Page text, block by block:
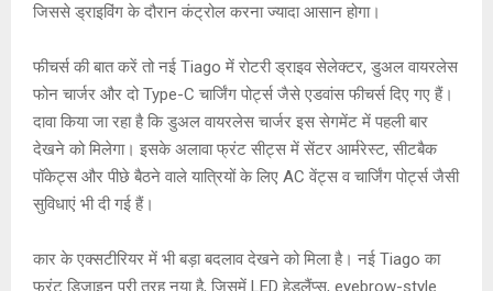
जिससे ड्राइविंग के दौरान कंट्रोल करना ज्यादा आसान होगा।
फीचर्स की बात करें तो नई Tiago में रोटरी ड्राइव सेलेक्टर, डुअल वायरलेस
फोन चार्जर और दो Type-C चार्जिंग पोर्ट्स जैसे एडवांस फीचर्स दिए गए हैं।
दावा किया जा रहा है कि डुअल वायरलेस चार्जर इस सेगमेंट में पहली बार
देखने को मिलेगा। इसके अलावा फ्रंट सीट्स में सेंटर आर्मरेस्ट, सीटबैक
पॉकेट्स और पीछे बैठने वाले यात्रियों के लिए AC वेंट्स व चार्जिंग पोर्ट्स जैसी
सुविधाएं भी दी गई हैं।
कार के एक्सटीरियर में भी बड़ा बदलाव देखने को मिला है। नई Tiago का
फ्रंट डिजाइन पूरी तरह नया है, जिसमें LED हेडलैंप्स, eyebrow-style